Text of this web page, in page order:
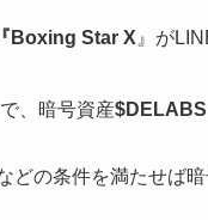
『Boxing Star X』が
、暗号資産$DELABS
どの条件を満たせば